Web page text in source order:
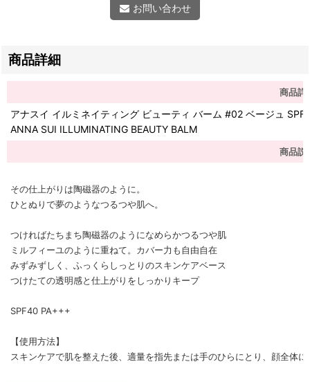
お問い合わせ
商品詳細
商品詳
アナスイ イルミネイティング ビューティ バーム #02 ベージュ
ANNA SUI ILLUMINATING BEAUTY BALM
商品説
その仕上がりは陶磁器のように。
ひとぬりで夢のようなつるつや肌へ。
つければたちまち陶磁器のようになめらかつるつや肌
ミルフィーユのように重ねて。カバー力も自由自在
みずみずしく、ふっくらしっとりのスキンケアベース
つけたての透明感と仕上がりをしっかりキープ
SPF40 PA+++
【使用方法】
スキンケアで肌を整えた後、適量を指先または手のひらにとり、顔全体